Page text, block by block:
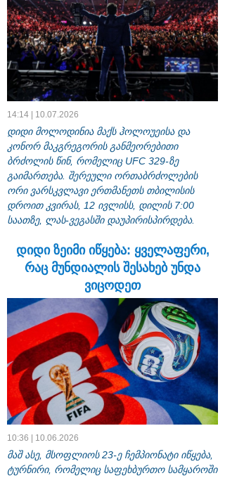
14:14 | 10.07.2026
დიდი მოლოდინია მაქს ჰოლოუეისა და
კონორ მაკგრეგორის განმეორებითი
ბრძოლის წინ, რომელიც UFC 329-ზე
გაიმართება. შერეული ორთაბრძოლების
ორი ვარსკვლავი ერთმანეთს თბილისის
დროით კვირას, 12 ივლისს, დილის 7:00
საათზე, ლას-ვეგასში დაუპირისპირდება.
დიდი ზეიმი იწყება: ყველაფერი,
რაც მუნდიალის შესახებ უნდა
ვიცოდეთ
10:36 | 10.06.2026
მაშ ასე, მსოფლიოს 23-ე ჩემპიონატი იწყება,
ტურნირი, რომელიც საფეხბურთო სამყაროში